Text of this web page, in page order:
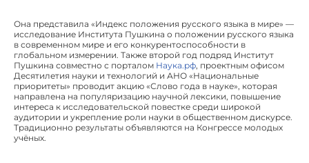
Она представила «Индекс положения русского языка в мире» —
исследование Института Пушкина о положении русского языка
в современном мире и его конкурентоспособности в
глобальном измерении. Также второй год подряд Институт
Пушкина совместно с порталом Наука.рф, проектным офисом
Десятилетия науки и технологий и АНО «Национальные
приоритеты» проводит акцию «Слово года в науке», которая
направлена на популяризацию научной лексики, повышение
интереса к исследовательской повестке среди широкой
аудитории и укрепление роли науки в общественном дискурсе.
Традиционно результаты объявляются на Конгрессе молодых
учёных.